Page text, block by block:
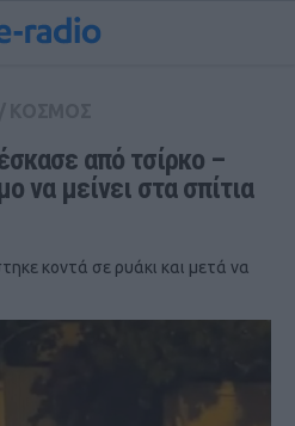
από τσίρκο –
να μείνει στα σπίτια
κοντά σε ρυάκι και μετά να